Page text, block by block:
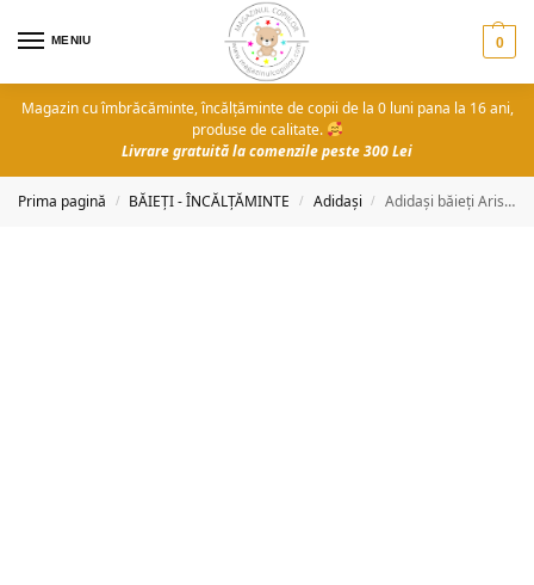
MENIU 0
Magazin cu îmbrăcăminte, încălțăminte de copii de la 0 luni pana la 16 ani,
produse de calitate.
Livrare gratuită la comenzile peste 300 Lei
Prima pagină / BĂIEȚI - ÎNCĂLȚĂMINTE / Adidași / Adidași băieți Aristos (25-30)